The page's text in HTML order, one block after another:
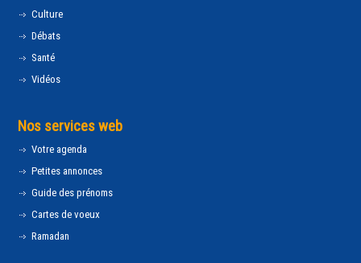
Culture
Débats
Santé
Vidéos
Nos services web
Votre agenda
Petites annonces
Guide des prénoms
Cartes de voeux
Ramadan